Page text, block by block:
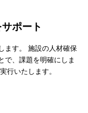
ポート
ます。 施設の人材確保
で、課題を明確にしま
行いたします。